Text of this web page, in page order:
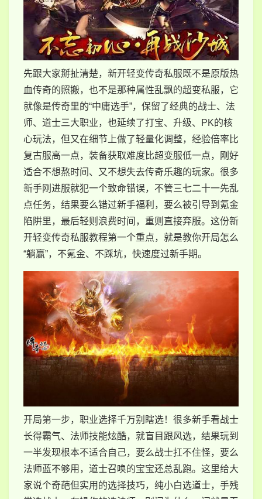
先跟大家掰扯清楚，新开轻变传奇私服既不是原版热
血传奇的照搬，也不是那种属性乱飘的超变私服，它
就像是传奇里的“中庸选手”，保留了经典的战士、法
师、道士三大职业，也延续了打宝、升级、PK的核
心玩法，但又在细节上做了轻量化调整，经验倍率比
复古服高一点，装备获取难度比超变服低一点，刚好
适合不想熬时间、又不想失去传奇乐趣的玩家。很多
新手刚进服就犯一个致命错误，不管三七二十一先乱
点任务，结果要么错过新手福利，要么被引导到氪金
陷阱里，最后轻则浪费时间，重则直接弃服。这份新
开轻变传奇私服教程第一个重点，就是教你开局怎么
“躺赢”，不氪金、不踩坑，快速度过新手期。
开局第一步，职业选择千万别瞎选！很多新手看战士
长得霸气、法师技能炫酷，就盲目跟风选，结果玩到
一半发现根本不适合自己，要么战士扛不住怪，要么
法师蓝不够用，道士召唤的宝宝还总乱跑。这里给大
家说个奇葩但实用的选择技巧，纯小白选道士，手残